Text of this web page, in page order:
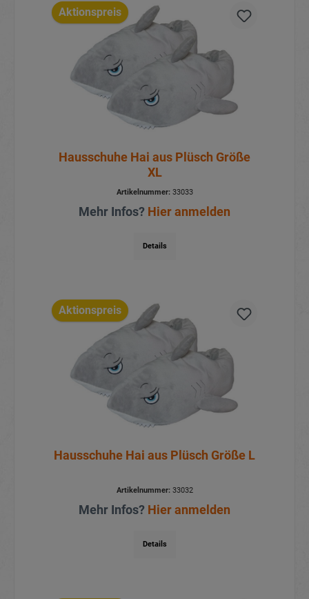
Aktionspreis
Hausschuhe Hai aus Plüsch Größe
XL
Artikelnummer:33033
Mehr Infos? Hier anmelden
Details
Aktionspreis
Hausschuhe Hai aus Plüsch Größe L
Artikelnummer:33032
Mehr Infos? Hier anmelden
Details